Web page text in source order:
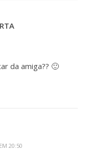
da amiga?? 🙂
20:50